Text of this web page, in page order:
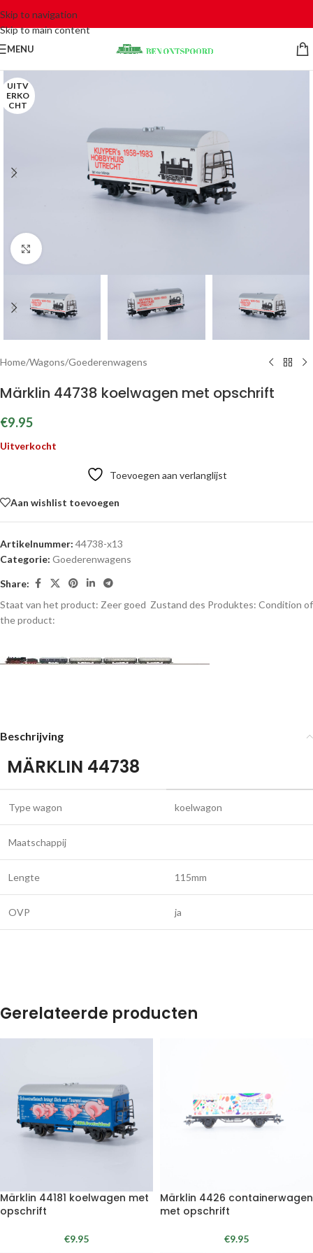
Skip to navigation
Skip to main content
MENU
UITV
ERKO
CHT
Click to enlarge
Home/Wagons/Goederenwagens
Märklin 44738 koelwagen met opschrift
€9.95
Uitverkocht
Toevoegen aan verlanglijst
Aan wishlist toevoegen
Artikelnummer: 44738-x13
Categorie: Goederenwagens
Share:
Staat van het product: Zeer goed Zustand des Produktes: Condition of
the product:
Beschrijving
MÄRKLIN 44738
Type wagon koelwagon
Maatschappij
Lengte 115mm
OVP ja
Gerelateerde producten
Märklin 44181 koelwagen met
opschrift
€9.95
Märklin 4426 containerwagen
met opschrift
€9.95